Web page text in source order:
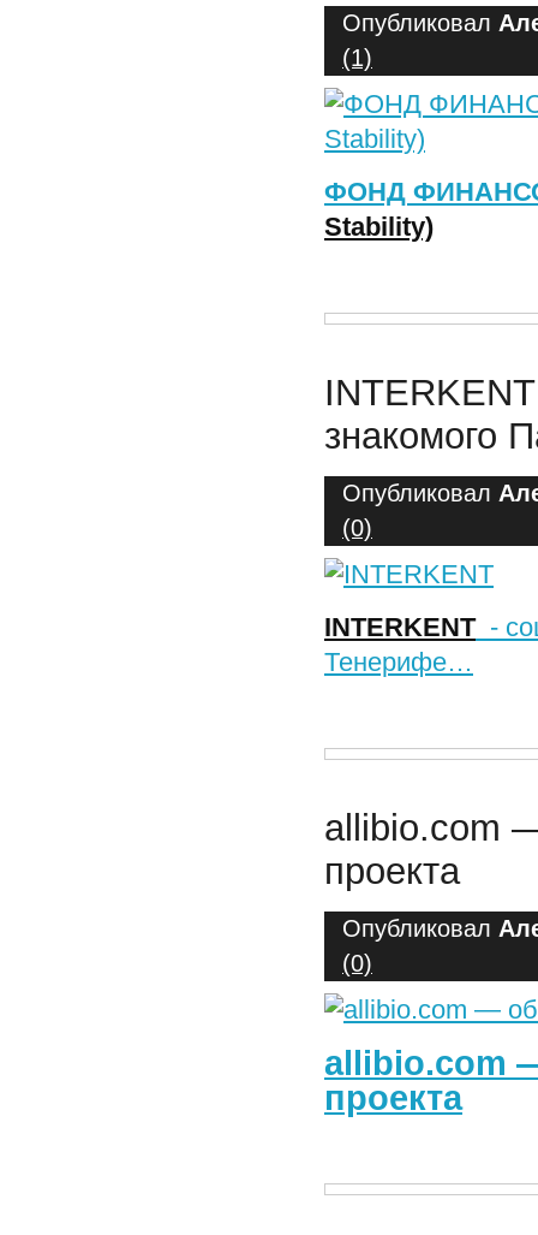
Опубликовал
(1)
ФОНД
Stability)
знакомого
Опубликовал
(0)
INTERKENT-
Тенерифе…
allibio.com
проекта
Опубликовал
(0)
allibio.com
проекта